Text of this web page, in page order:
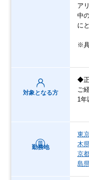
ア
中
に
※
対象となる方
◆正
ご
1年
勤務地
東
木
京
島